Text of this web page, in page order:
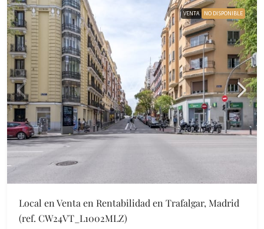
VENTA NO DISPONIBLE
Local en Venta en Rentabilidad en Trafalgar, Madrid
(ref. CW24VT_L1002MLZ)